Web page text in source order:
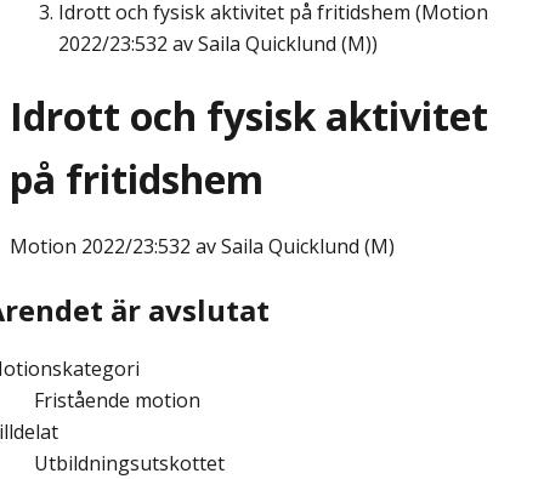
Idrott och fysisk aktivitet på fritidshem (Motion
2022/23:532 av Saila Quicklund (M))
Idrott och fysisk aktivitet
på fritidshem
Motion 2022/23:532 av Saila Quicklund (M)
är avslutat
Fristående motion
Utbildningsutskottet